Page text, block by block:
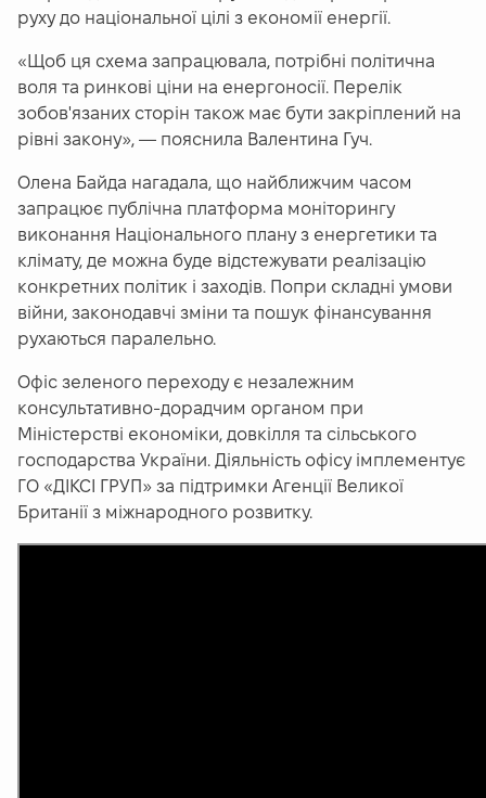
руху до національної цілі з економії енергії.
« Щоб ця схема запрацювала, потрібні політична
воля та ринкові ціни на енергоносії. Перелік
зобов'язаних сторін також має бути закріплений на
рівні закону», — пояснила Валентина Гуч.
Олена Байда нагадала, що найближчим часом
запрацює публічна платформа моніторингу
виконання Національного плану з енергетики та
клімату, де можна буде відстежувати реалізацію
конкретних політик і заходів. Попри складні умови
війни, законодавчі зміни та пошук фінансування
рухаються паралельно.
Офіс зеленого переходу є незалежним
консультативно-дорадчим органом при
Міністерстві економіки, довкілля та сільського
господарства України. Діяльність офісу імплементує
ГО «ДІКСІ ГРУП» за підтримки Агенції Великої
Британії з міжнародного розвитку.